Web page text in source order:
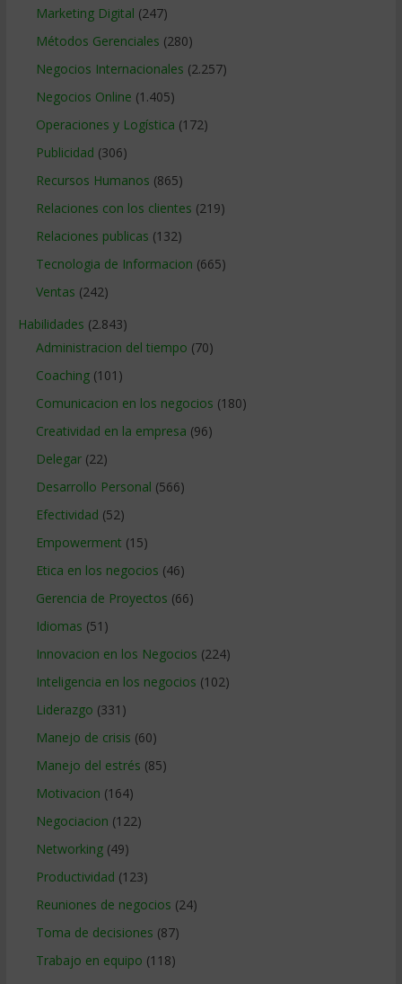
Marketing Digital (247)
Métodos Gerenciales (280)
Negocios Internacionales (2.257)
Negocios Online (1.405)
Operaciones y Logística (172)
Publicidad (306)
Recursos Humanos (865)
Relaciones con los clientes (219)
Relaciones publicas (132)
Tecnologia de Informacion (665)
Ventas (242)
Habilidades (2.843)
Administracion del tiempo (70)
Coaching(101)
Comunicacion en los negocios (180)
Creatividad en la empresa (96)
Delegar(22)
Desarrollo Personal (566)
Efectividad (52)
Empowerment (15)
Etica en los negocios (46)
Gerencia de Proyectos (66)
Idiomas (51)
Innovacion en los Negocios (224)
Inteligencia en los negocios (102)
Liderazgo (331)
Manejo de crisis (60)
Manejo del estrés (85)
Motivacion (164)
Negociacion (122)
Networking(49)
Productividad (123)
Reuniones de negocios (24)
Toma de decisiones (87)
Trabajo en equipo (118)